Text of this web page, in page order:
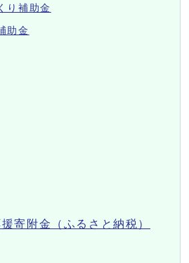
り補助金
助金
寄附金（ふるさと納税）